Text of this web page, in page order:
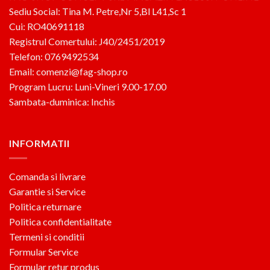
Sediu Social: Tina M. Petre,Nr 5,Bl L41,Sc 1
Cui: RO40691118
Registrul Comertului: J40/2451/2019
Telefon: 0769492534
Email: comenzi@fag-shop.ro
Program Lucru: Luni-Vineri 9.00-17.00
Sambata-duminica: Inchis
INFORMATII
Comanda si livrare
Garantie si Service
Politica returnare
Politica confidentialitate
Termeni si conditii
Formular Service
Formular retur produs